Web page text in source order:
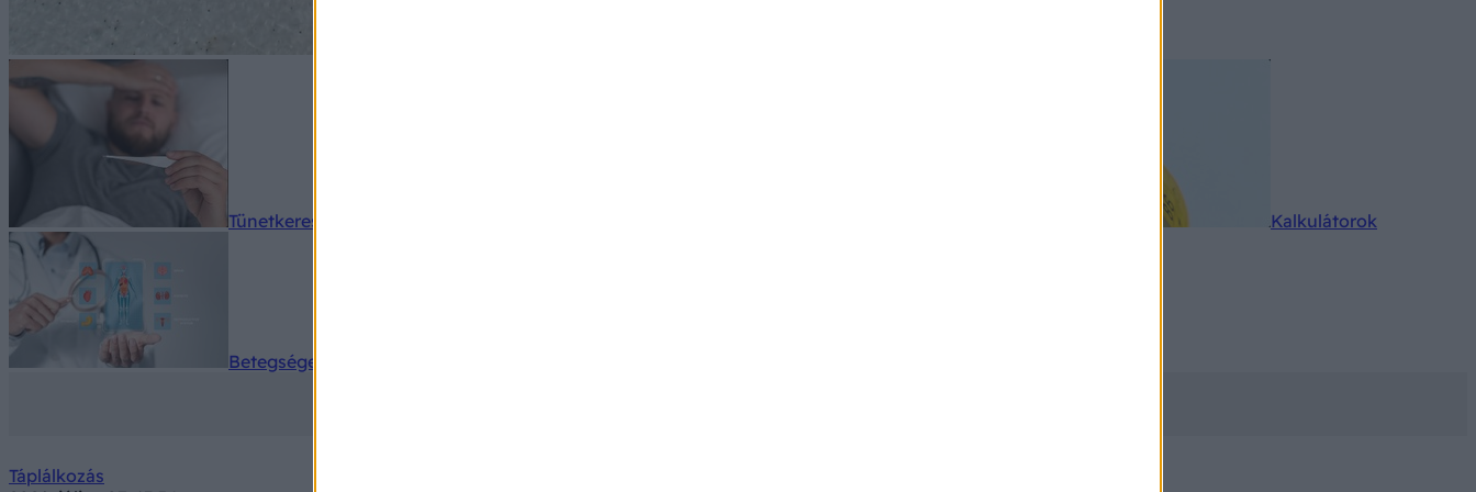
Tünetkereső Kalkulátorok
Betegségek A-Z
Táplálkozás